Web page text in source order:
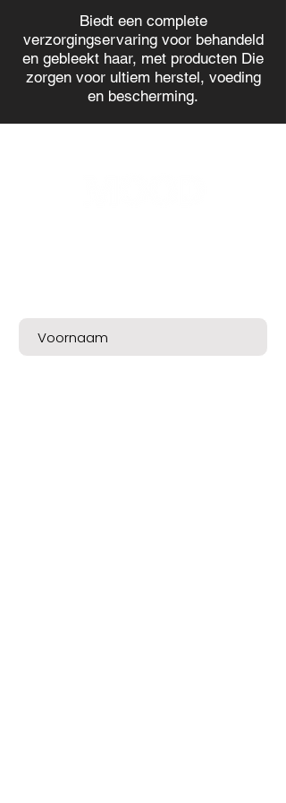
Biedt een complete
verzorgingservaring voor behandeld
en gebleekt haar, met producten Die
zorgen voor ultiem herstel, voeding
en bescherming.